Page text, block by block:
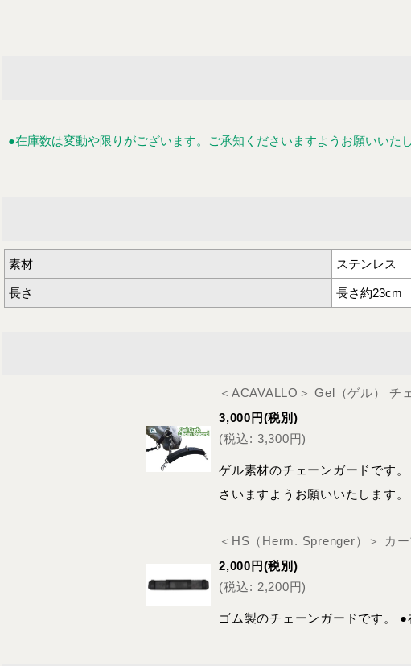
●在庫数は変動や限りがございます。ご承知くださいますようお願いいたし
素材 ステンレス
長さ 長さ約23cm
＜ACAVALLO＞ Gel（ゲル） チ
3,000 円(税別)
(税込: 3,300円)
ゲル素材のチェーンガードです
さいますようお願いいたします。
＜HS（Herm. Sprenger）＞ カ
2,000 円(税別)
(税込: 2,200円)
ゴム製のチェーンガードです。